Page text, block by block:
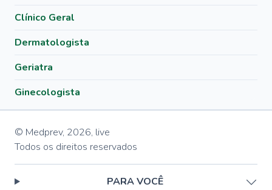
Clínico Geral
Dermatologista
Geriatra
Ginecologista
© Medprev, 2026, live
Todos os direitos reservados
PARA VOCÊ